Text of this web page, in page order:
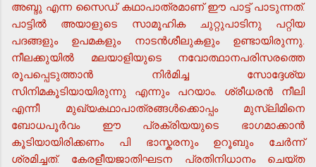
അബ്ദു എന്ന സൈഡ് കഥാപാത്രമാണ് ഈ പാട്ട് പാടുന്നത്.
പാട്ടില്‍ അയാളുടെ സാമൂഹിക ചുറ്റുപാടിനു പറ്റിയ
പദങ്ങളും ഉപമകളും നാടന്‍ശീലുകളും ഉണ്ടായിരുന്നു.
നീലക്കുയില്‍ മലയാളിയുടെ നവോത്ഥാനപരിസരത്തെ
രൂപപ്പെടുത്താന്‍ നിര്‍മിച്ച സോദ്ദേശ്യ
സിനിമകൂടിയായിരുന്നു എന്നും പറയാം. ശ്രീധരന്‍ നീലി
എന്നീ മുഖ്യകഥാപാത്രങ്ങള്‍ക്കൊപ്പം മുസ്ലിമിനെ
ബോധപൂര്‍വം ഈ പ്രക്രിയയുടെ ഭാഗമാക്കാന്‍
കൂടിയായിരിക്കണം പി ഭാസ്കരനും ഉറൂബും ചേര്‍ന്ന്
ശ്രമിച്ചത്. കേരളീയജാതിഘടന പ്രതിനിധാനം ചെയ്ത